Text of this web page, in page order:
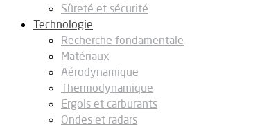
Sûreté et sécurité
Technologie
Recherche fondamentale
Matériaux
Aérodynamique
Thermodynamique
Ergols et carburants
Ondes et radars